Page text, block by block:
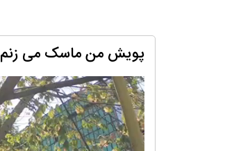
پویش من ماسک می زنم